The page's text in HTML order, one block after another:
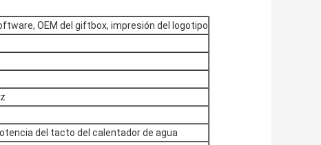
OEM del giftbox, impresión del logotipo
del tacto del calentador de agua